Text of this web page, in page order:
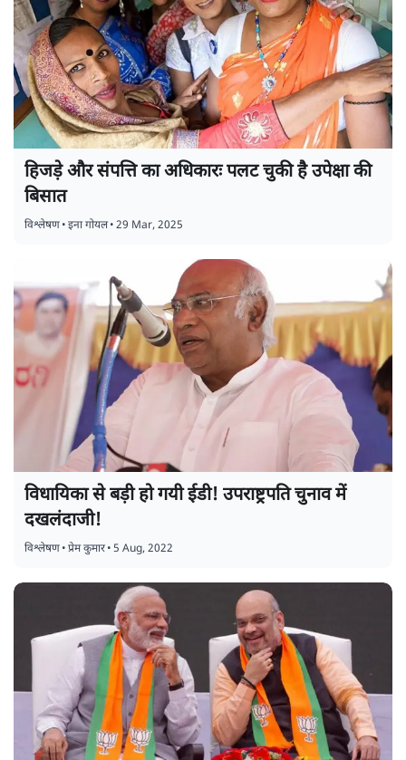
हिजड़े और संपत्ति का अधिकारः पलट चुकी है उपेक्षा की
बिसात
विश्लेषण•इना गोयल•29 Mar, 2025
विधायिका से बड़ी हो गयी ईडी! उपराष्ट्रपति चुनाव में
दखलंदाजी!
विश्लेषण•प्रेम कुमार•5 Aug, 2022